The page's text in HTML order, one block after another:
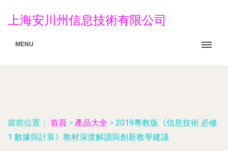
上海安川州信息技術有限公司
MENU
當前位置： 首頁 > 產品大全 > 2019粵教版《信息技術 必修
1 數據與計算》教材深度解讀與創新教學建議